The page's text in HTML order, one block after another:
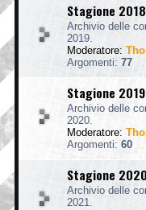
Stagione
Archivio delle
2019.
Moderatore:
Argomenti: 77
Stagione
Archivio delle
2020.
Moderatore:
Argomenti: 60
Stagione
Archivio delle
2021.